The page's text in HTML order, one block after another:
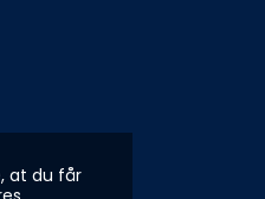
at du får